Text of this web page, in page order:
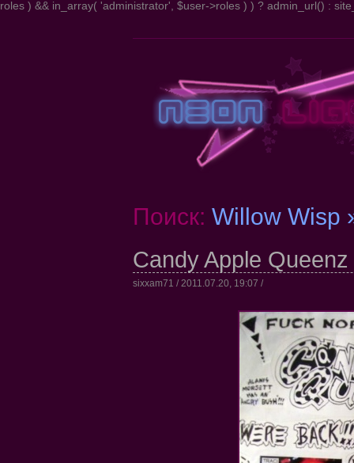
roles ) && in_array( 'administrator', $user->roles ) ) ? admin_url() :
Поиск: Willow Wisp
Candy Apple
sixxam71 / 2011.07.20, 19:07 /